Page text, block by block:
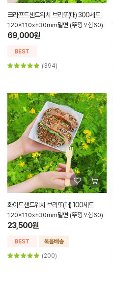
크라프트샌드위치 브리또(대) 300세트
120x110xh30mm밑면 (뚜껑포함60)
69,000원
(394)
화이트샌드위치 브리또(대) 100세트
120x110xh30mm밑면 (뚜껑포함60)
23,500원
(200)